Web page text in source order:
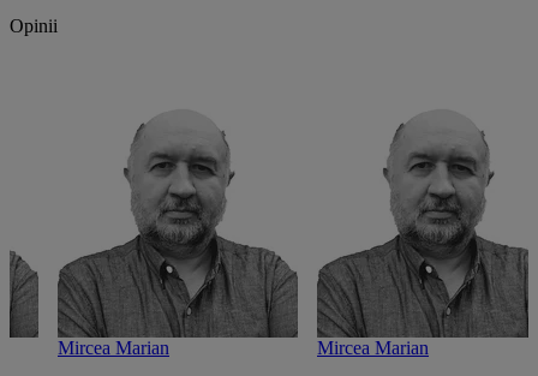
Opinii
Mircea Marian
Mircea Marian